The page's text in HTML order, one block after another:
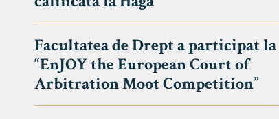
Facultatea de Drept a participat la
“EnJOY the European Court of
Arbitration Moot Competition”